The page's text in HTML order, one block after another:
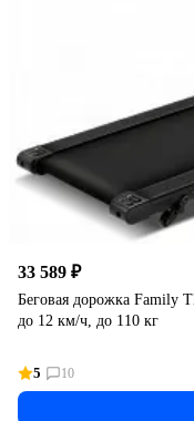
33 589 ₽
Беговая дорожка Family
до 12 км/ч, до 110 кг
5 10